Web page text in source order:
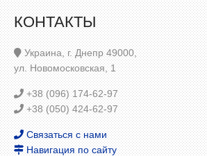
КОНТАКТЫ
Украина, г. Днепр 49000,
ул. Новомосковская, 1
+38 (096) 174-62-97
+38 (050) 424-62-97
Связаться с нами
Навигация по сайту